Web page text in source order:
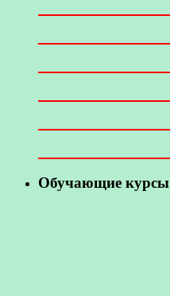
Обучающие курсы